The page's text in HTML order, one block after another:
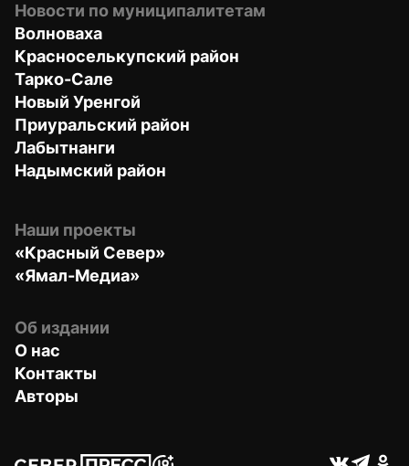
Новости по муниципалитетам
Волноваха
Красноселькупский район
Тарко-Сале
Новый Уренгой
Приуральский район
Лабытнанги
Надымский район
Наши проекты
«Красный Север»
«Ямал-Медиа»
Об издании
О нас
Контакты
Авторы